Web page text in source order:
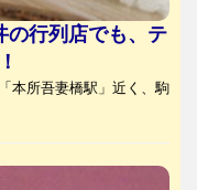
の行列店でも、テ
本所吾妻橋駅」近く、駒